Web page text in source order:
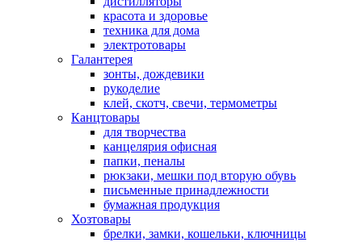
красота и здоровье
техника для дома
электротовары
Галантерея
зонты, дождевики
рукоделие
клей, скотч, свечи, термометры
Канцтовары
для творчества
канцелярия офисная
папки, пеналы
рюкзаки, мешки под вторую обувь
письменные принадлежности
бумажная продукция
Хозтовары
брелки, замки, кошельки, ключницы